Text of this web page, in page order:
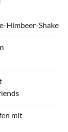
Himbeer-Shake
mit